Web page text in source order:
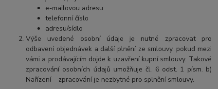
e-mailovou adresu
telefonní číslo
adresu/sídlo
Výše uvedené osobní údaje je nutné zpracovat pro
odbavení objednávek a další plnění ze smlouvy, pokud mezi
vámi a prodávajícím dojde k uzavření kupní smlouvy. Takové
zpracování osobních údajů umožňuje čl. 6 odst. 1 písm. b)
Nařízení – zpracování je nezbytné pro splnění smlouvy.